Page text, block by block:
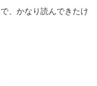
、かなり読んできたけ